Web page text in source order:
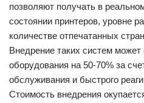
позволяют получать в
состоянии принтеров, уровне
количестве отпечатанных
Внедрение таких систем может
оборудования на 50-70% за
обслуживания и быстрого
Стоимость внедрения